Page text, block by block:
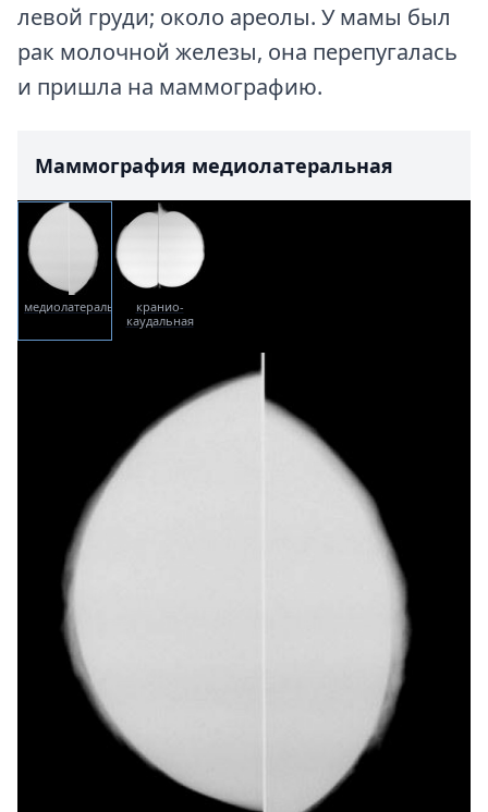
левой груди; около ареолы. У мамы был
рак молочной железы, она перепугалась
и пришла на маммографию.
Маммография медиолатеральная
медиолатеральная
кранио-
каудальная